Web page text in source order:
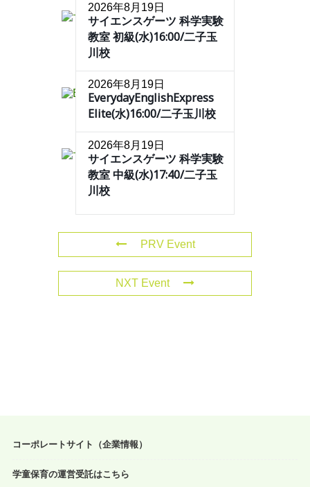
2026年8月19日
サイエンスゲーツ 科学実験
教室 初級(水)16:00/二子玉
川校
2026年8月19日
EverydayEnglishExpress
Elite(水)16:00/二子玉川校
2026年8月19日
サイエンスゲーツ 科学実験
教室 中級(水)17:40/二子玉
川校
PRV Event
NXT Event
コーポレートサイト（企業情報）
学童保育の運営受託はこちら